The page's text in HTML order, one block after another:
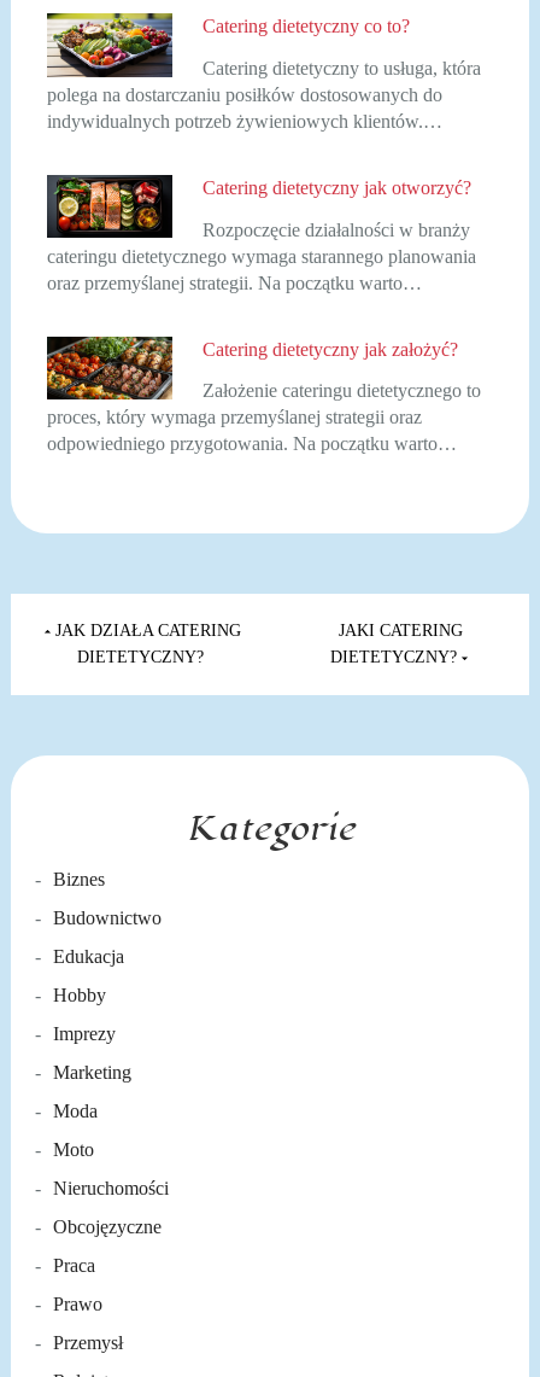
Catering dietetyczny co to?
Catering dietetyczny to usługa, która
polega na dostarczaniu posiłków dostosowanych do
indywidualnych potrzeb żywieniowych klientów.…
Catering dietetyczny jak otworzyć?
Rozpoczęcie działalności w branży
cateringu dietetycznego wymaga starannego planowania
oraz przemyślanej strategii. Na początku warto…
Catering dietetyczny jak założyć?
Założenie cateringu dietetycznego to
proces, który wymaga przemyślanej strategii oraz
odpowiedniego przygotowania. Na początku warto…
Nawigacja
wpisu
JAK DZIAŁA CATERING
DIETETYCZNY?
JAKI CATERING
DIETETYCZNY?
Kategorie
Biznes
Budownictwo
Edukacja
Hobby
Imprezy
Marketing
Moda
Moto
Nieruchomości
Obcojęzyczne
Praca
Prawo
Przemysł